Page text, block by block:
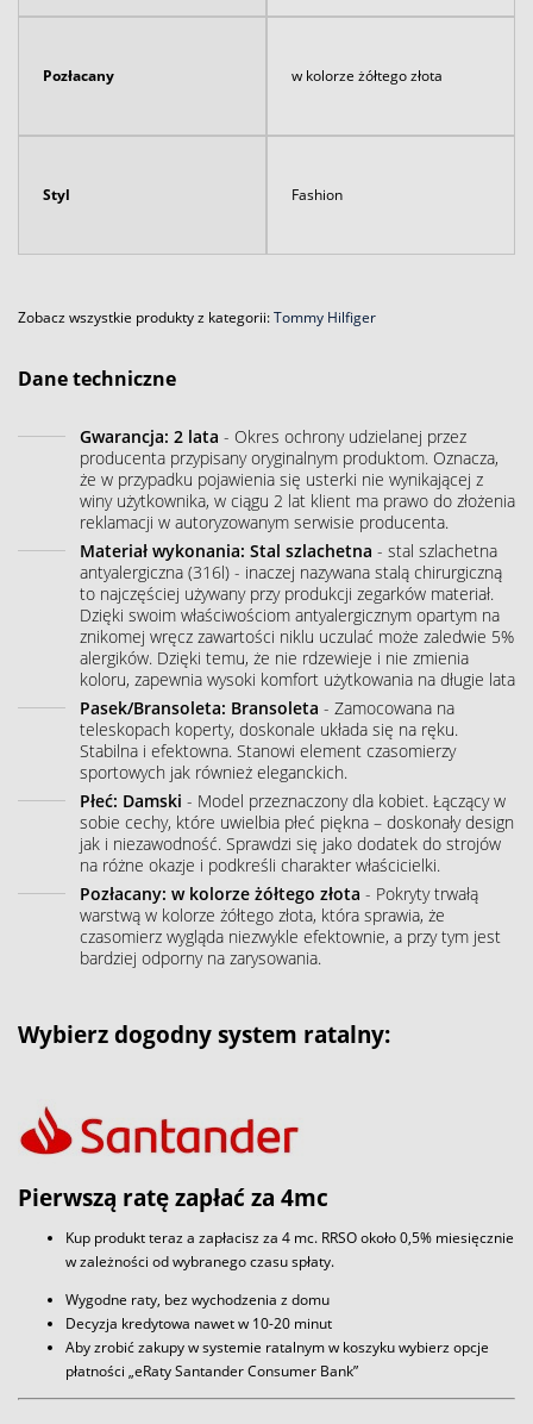
Pozłacany w kolorze żółtego złota
Styl Fashion
Zobacz wszystkie produkty z kategorii:Tommy Hilfiger
Dane techniczne
Gwarancja: 2 lata - Okres ochrony udzielanej przez
producenta przypisany oryginalnym produktom. Oznacza,
że w przypadku pojawienia się usterki nie wynikającej z
winy użytkownika, w ciągu 2 lat klient ma prawo do złożenia
reklamacji w autoryzowanym serwisie producenta.
Materiał wykonania: Stal szlachetna - stal szlachetna
antyalergiczna (316l) - inaczej nazywana stalą chirurgiczną
to najczęściej używany przy produkcji zegarków materiał.
Dzięki swoim właściwościom antyalergicznym opartym na
znikomej wręcz zawartości niklu uczulać może zaledwie 5%
alergików. Dzięki temu, że nie rdzewieje i nie zmienia
koloru, zapewnia wysoki komfort użytkowania na długie lata
Pasek/Bransoleta: Bransoleta - Zamocowana na
teleskopach koperty, doskonale układa się na ręku.
Stabilna i efektowna. Stanowi element czasomierzy
sportowych jak również eleganckich.
Płeć: Damski - Model przeznaczony dla kobiet. Łączący w
sobie cechy, które uwielbia płeć piękna – doskonały design
jak i niezawodność. Sprawdzi się jako dodatek do strojów
na różne okazje i podkreśli charakter właścicielki.
Pozłacany: w kolorze żółtego złota - Pokryty trwałą
warstwą w kolorze żółtego złota, która sprawia, że
czasomierz wygląda niezwykle efektownie, a przy tym jest
bardziej odporny na zarysowania.
Wybierz dogodny system ratalny:
Pierwszą ratę zapłać za 4mc
Kup produkt teraz a zapłacisz za 4 mc. RRSO około 0,5% miesięcznie
w zależności od wybranego czasu spłaty.
Wygodne raty, bez wychodzenia z domu
Decyzja kredytowa nawet w 10-20 minut
Aby zrobić zakupy w systemie ratalnym w koszyku wybierz opcje
płatności „eRaty Santander Consumer Bank”